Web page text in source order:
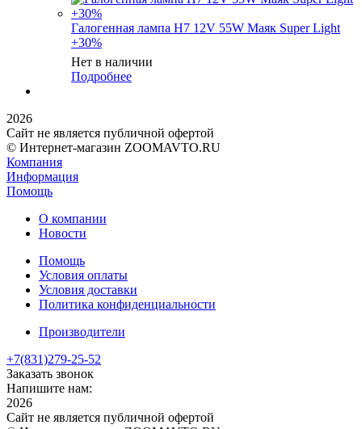
Галогенная лампа H7 12V 55W Маяк Super Light
+30%
Нет в наличии
Подробнее
2026
Сайт не является публичной офертой
© Интернет-магазин ZOOMAVTO.RU
Компания
Информация
Помощь
О компании
Новости
Помощь
Условия оплаты
Условия доставки
Политика конфиденциальности
Производители
+7(831)279-25-52
Заказать звонок
Напишите нам:
2026
Сайт не является публичной офертой